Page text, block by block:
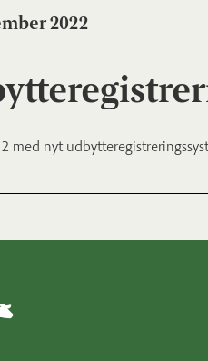
2022
2 med nyt